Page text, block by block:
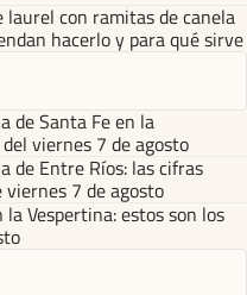
laurel con ramitas de canela
hacerlo y para qué sirve
de Santa Fe en la
viernes 7 de agosto
de Entre Ríos: las cifras
viernes 7 de agosto
Vespertina: estos son los